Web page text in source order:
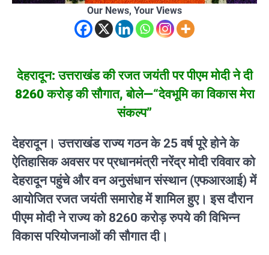
Our News, Your Views
देहरादून: उत्तराखंड की रजत जयंती पर पीएम मोदी ने दी
8260 करोड़ की सौगात, बोले—“देवभूमि का विकास मेरा
संकल्प”
देहरादून। उत्तराखंड राज्य गठन के 25 वर्ष पूरे होने के
ऐतिहासिक अवसर पर प्रधानमंत्री नरेंद्र मोदी रविवार को
देहरादून पहुंचे और वन अनुसंधान संस्थान (एफआरआई) में
आयोजित रजत जयंती समारोह में शामिल हुए। इस दौरान
पीएम मोदी ने राज्य को 8260 करोड़ रुपये की विभिन्न
विकास परियोजनाओं की सौगात दी।